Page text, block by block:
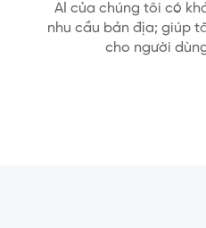
AI của chúng tôi có
nhu cầu bản địa; giúp
cho người